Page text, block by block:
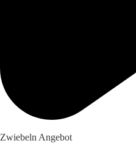
Zwiebeln Angebot